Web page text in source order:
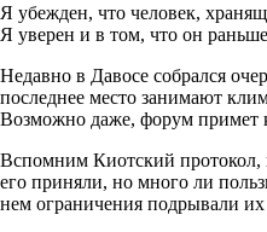
Я убежден, что человек,
Я уверен и в том, что он
Недавно в Давосе собрался
последнее место занимают
Возможно даже, форум примет
Вспомним Киотский протокол,
его приняли, но много ли
нем ограничения подрывали